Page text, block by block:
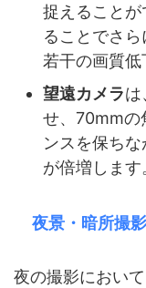
捉えること
ることでさら
若干の画質低
望遠カメラは
せ、70mmの
ンスを保ち
が倍増します
夜景・暗所撮影
夜の撮影におい